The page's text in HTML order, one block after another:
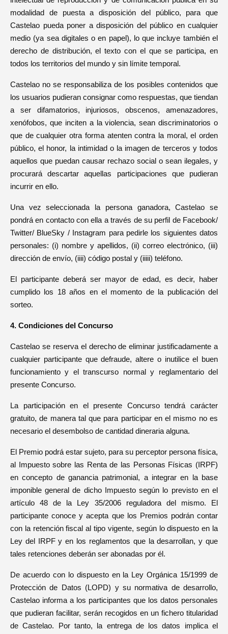
modalidad de puesta a disposición del público, para que
Castelao pueda poner a disposición del público en cualquier
medio (ya sea digitales o en papel), lo que incluye también el
derecho de distribución, el texto con el que se participa, en
todos los territorios del mundo y sin límite temporal.
Castelao no se responsabiliza de los posibles contenidos que
los usuarios pudieran consignar como respuestas, que tiendan
a ser difamatorios, injuriosos, obscenos, amenazadores,
xenófobos, que inciten a la violencia, sean discriminatorios o
que de cualquier otra forma atenten contra la moral, el orden
público, el honor, la intimidad o la imagen de terceros y todos
aquellos que puedan causar rechazo social o sean ilegales, y
procurará descartar aquellas participaciones que pudieran
incurrir en ello.
Una vez seleccionada la persona ganadora, Castelao se
pondrá en contacto con ella a través de su perfil de Facebook/
Twitter/ BlueSky / Instagram para pedirle los siguientes datos
personales: (i) nombre y apellidos, (ii) correo electrónico, (iii)
dirección de envío, (iiii) código postal y (iiiii) teléfono.
El participante deberá ser mayor de edad, es decir, haber
cumplido los 18 años en el momento de la publicación del
sorteo.
4. Condiciones del Concurso
Castelao se reserva el derecho de eliminar justificadamente a
cualquier participante que defraude, altere o inutilice el buen
funcionamiento y el transcurso normal y reglamentario del
presente Concurso.
La participación en el presente Concurso tendrá carácter
gratuito, de manera tal que para participar en el mismo no es
necesario el desembolso de cantidad dineraria alguna.
El Premio podrá estar sujeto, para su perceptor persona física,
al Impuesto sobre las Renta de las Personas Físicas (IRPF)
en concepto de ganancia patrimonial, a integrar en la base
imponible general de dicho Impuesto según lo previsto en el
artículo 48 de la Ley 35/2006 reguladora del mismo. El
participante conoce y acepta que los Premios podrán contar
con la retención fiscal al tipo vigente, según lo dispuesto en la
Ley del IRPF y en los reglamentos que la desarrollan, y que
tales retenciones deberán ser abonadas por él.
De acuerdo con lo dispuesto en la Ley Orgánica 15/1999 de
Protección de Datos (LOPD) y su normativa de desarrollo,
Castelao informa a los participantes que los datos personales
que pudieran facilitar, serán recogidos en un fichero titularidad
de Castelao. Por tanto, la entrega de los datos implica el